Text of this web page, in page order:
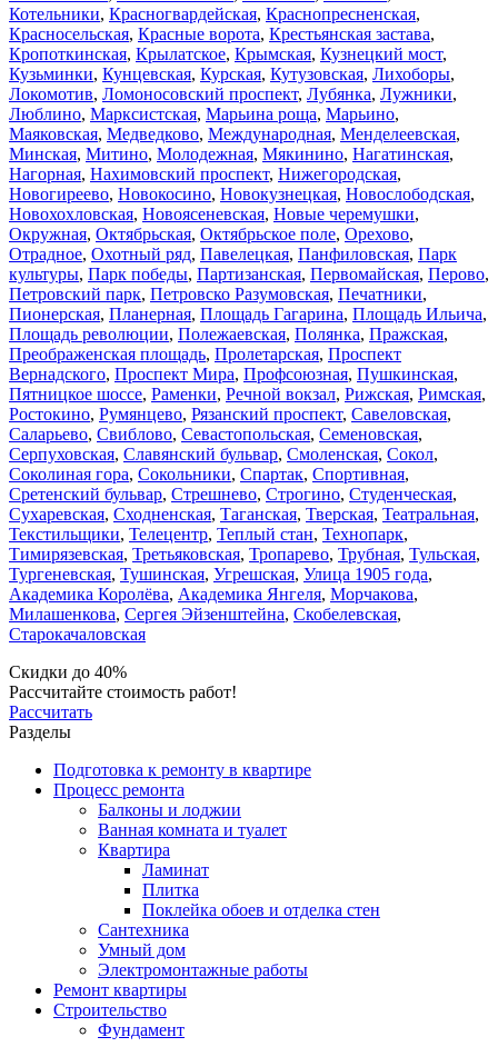
Котельники, Красногвардейская, Краснопресненская,
Красносельская, Красные ворота, Крестьянская застава,
Кропоткинская, Крылатское, Крымская, Кузнецкий мост,
Кузьминки, Кунцевская, Курская, Кутузовская, Лихоборы,
Локомотив, Ломоносовский проспект, Лубянка, Лужники,
Люблино, Марксистская, Марьина роща, Марьино,
Маяковская, Медведково, Международная, Менделеевская,
Минская, Митино, Молодежная, Мякинино, Нагатинская,
Нагорная, Нахимовский проспект, Нижегородская,
Новогиреево, Новокосино, Новокузнецкая, Новослободская,
Новохохловская, Новоясеневская, Новые черемушки,
Окружная, Октябрьская, Октябрьское поле, Орехово,
Отрадное, Охотный ряд, Павелецкая, Панфиловская, Парк
культуры, Парк победы, Партизанская, Первомайская, Перово,
Петровский парк, Петровско Разумовская, Печатники,
Пионерская, Планерная, Площадь Гагарина, Площадь Ильича,
Площадь революции, Полежаевская, Полянка, Пражская,
Преображенская площадь, Пролетарская, Проспект
Вернадского, Проспект Мира, Профсоюзная, Пушкинская,
Пятницкое шоссе, Раменки, Речной вокзал, Рижская, Римская,
Ростокино, Румянцево, Рязанский проспект, Савеловская,
Саларьево, Свиблово, Севастопольская, Семеновская,
Серпуховская, Славянский бульвар, Смоленская, Сокол,
Соколиная гора, Сокольники, Спартак, Спортивная,
Сретенский бульвар, Стрешнево, Строгино, Студенческая,
Сухаревская, Сходненская, Таганская, Тверская, Театральная,
Текстильщики, Телецентр, Теплый стан, Технопарк,
Тимирязевская, Третьяковская, Тропарево, Трубная, Тульская,
Тургеневская, Тушинская, Угрешская, Улица 1905 года,
Академика Королёва, Академика Янгеля, Морчакова,
Милашенкова, Сергея Эйзенштейна, Скобелевская,
Старокачаловская
Скидки до 40%
Рассчитайте стоимость работ!
Рассчитать
Разделы
Подготовка к ремонту в квартире
Процесс ремонта
Балконы и лоджии
Ванная комната и туалет
Квартира
Ламинат
Плитка
Поклейка обоев и отделка стен
Сантехника
Умный дом
Электромонтажные работы
Ремонт квартиры
Строительство
Фундамент